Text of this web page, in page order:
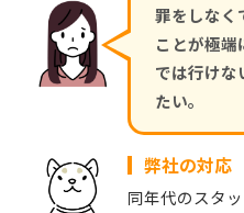
罪をしなく
ことが極端
では行けな
たい。
弊社の対応
同年代のスタ